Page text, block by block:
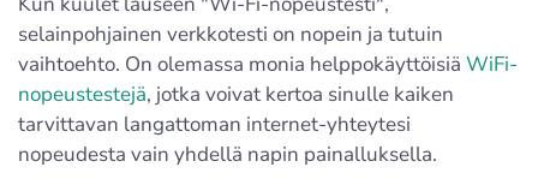
selainpohjainen verkkotesti on nopein ja tutuin
vaihtoehto. On olemassa monia helppokäyttöisiä WiFi-
nopeustestejä, jotka voivat kertoa sinulle kaiken
tarvittavan langattoman internet-yhteytesi
nopeudesta vain yhdellä napin painalluksella.